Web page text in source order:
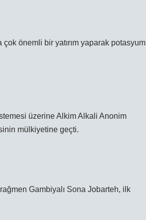
önemli bir yatırım yaparak potasyum
üzerine Alkim Alkali Anonim
mülkiyetine geçti.
Gambiyalı Sona Jobarteh, ilk